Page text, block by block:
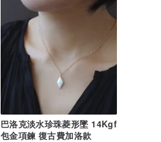
巴洛克淡水珍珠菱形墜 14Kgf
包金項鍊 復古費加洛款